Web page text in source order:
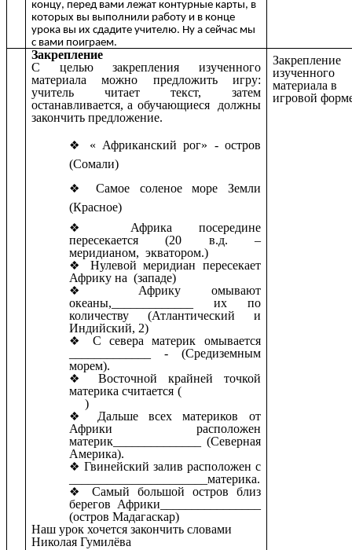
концу, перед вами лежат контурные карты, в
которых вы выполнили работу и в конце
урока вы их сдадите учителю. Ну а сейчас мы
с вами поиграем.
Закрепление
С целью закрепления изученного
материала можно предложить игру:
учитель читает текст, затем
останавливается, а обучающиеся должны
закончить предложение.
« Африканский рог» - остров
(Сомали)
Самое соленое море Земли
(Красное)
Африка посередине
пересекается (20 в.д. –
меридианом, экватором.)
Нулевой меридиан пересекает
Африку на (западе)
Африку омывают
океаны,_____________ их по
количеству (Атлантический и
Индийский, 2)
С севера материк омывается
_____________ - (Средиземным
морем).
Восточной крайней точкой
материка считается (
)
Дальше всех материков от
Африки расположен
материк______________ (Северная
Америка).
Гвинейский залив расположен с
______________________материка.
Самый большой остров близ
берегов Африки________________
(остров Мадагаскар)
Наш урок хочется закончить словами
Николая Гумилёва
Закрепление
изученного
материала в
игровой